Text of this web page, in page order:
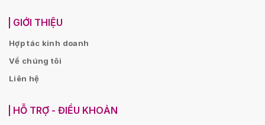
GIỚI THIỆU
Hợp tác kinh doanh
Về chúng tôi
Liên hệ
HỖ TRỢ - ĐIỀU KHOẢN